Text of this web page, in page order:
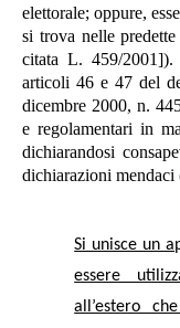
elettorale; oppure,
si trova nelle
citata L. 459/
articoli 46 e 47 del
dicembre 2000, n.
e regolamentari in
dichiarandosi
dichiarazioni
Si unisce un
essere
all’estero